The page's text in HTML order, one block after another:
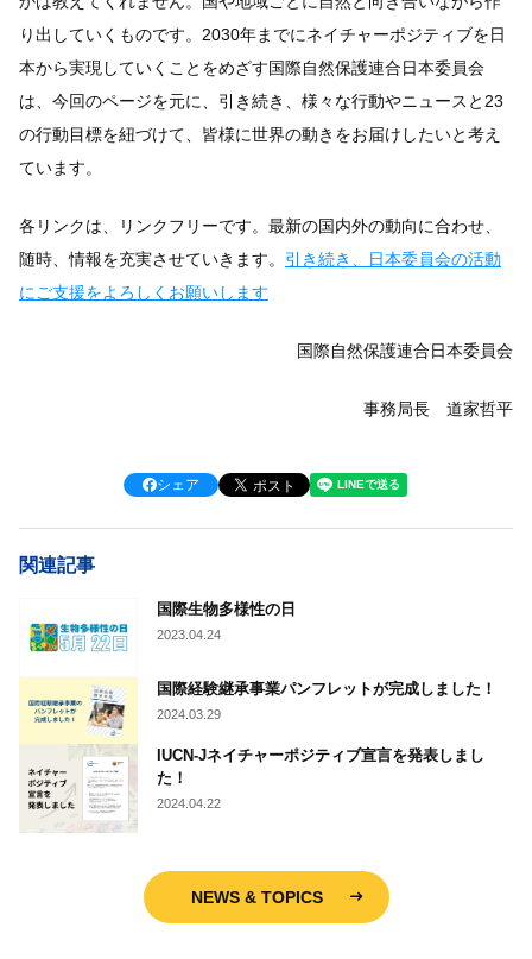
り出していくものです。2030年までにネイチャーポジティブを日
本から実現していくことをめざす国際自然保護連合日本委員会
は、今回のページを元に、引き続き、様々な行動やニュースと23
の行動目標を紐づけて、皆様に世界の動きをお届けしたいと考え
ています。
各リンクは、リンクフリーです。最新の国内外の動向に合わせ、
随時、情報を充実させていきます。 引き続き、日本委員会の活動
にご支援をよろしくお願いします
国際自然保護連合日本委員会
事務局長 道家哲平
シェア
関連記事
国際生物多様性の日
2023.04.24
国際経験継承事業パンフレットが完成しました！
2024.03.29
IUCN-Jネイチャーポジティブ宣言を発表しまし
た！
2024.04.22
NEWS & TOPICS